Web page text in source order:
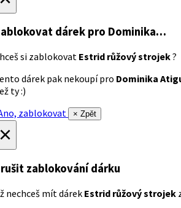
dárek pro Dominika…
si zablokovat Estrid růžový strojek?
dárek pak nekoupí pro Dominika
ty :)
zablokovat
× Zpět
zablokování dárku
nechceš mít dárek Estrid růžový strojek